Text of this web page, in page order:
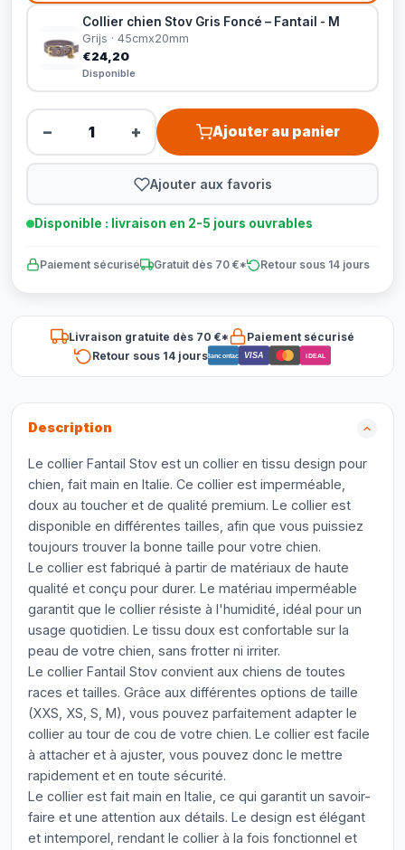
Collier chien Stov Gris Foncé – Fantail - M
Grijs · 45cmx20mm
€24,20
Disponible
− + Ajouter au panier
Ajouter aux favoris
Disponible : livraison en 2-5 jours ouvrables
Paiement sécurisé Gratuit dès 70 €* Retour sous 14 jours
Livraison gratuite dès 70 €*
Paiement sécurisé
Retour sous 14 joursBancontact VISA iDEAL
Description
Le collier Fantail Stov est un collier en tissu design pour
chien, fait main en Italie. Ce collier est imperméable,
doux au toucher et de qualité premium. Le collier est
disponible en différentes tailles, afin que vous puissiez
toujours trouver la bonne taille pour votre chien.
Le collier est fabriqué à partir de matériaux de haute
qualité et conçu pour durer. Le matériau imperméable
garantit que le collier résiste à l'humidité, idéal pour un
usage quotidien. Le tissu doux est confortable sur la
peau de votre chien, sans frotter ni irriter.
Le collier Fantail Stov convient aux chiens de toutes
races et tailles. Grâce aux différentes options de taille
(XXS, XS, S, M), vous pouvez parfaitement adapter le
collier au tour de cou de votre chien. Le collier est facile
à attacher et à ajuster, vous pouvez donc le mettre
rapidement et en toute sécurité.
Le collier est fait main en Italie, ce qui garantit un savoir-
faire et une attention aux détails. Le design est élégant
et intemporel, rendant le collier à la fois fonctionnel et